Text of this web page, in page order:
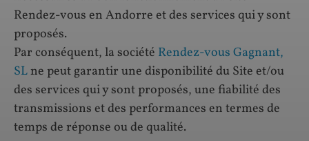
Rendez-vous en Andorre et des services qui y sont
proposés.
Par conséquent, la société Rendez-vous Gagnant,
SL ne peut garantir une disponibilité du Site et/ou
des services qui y sont proposés, une fiabilité des
transmissions et des performances en termes de
temps de réponse ou de qualité.